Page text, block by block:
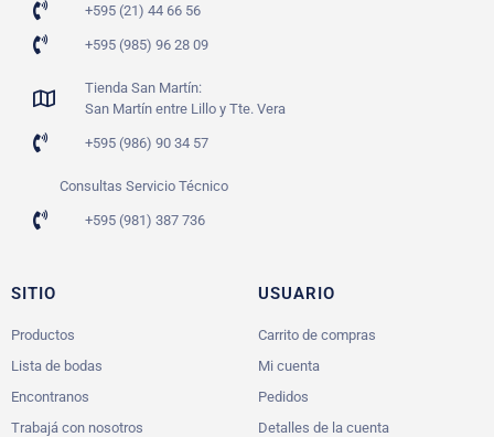
+595 (21) 44 66 56
+595 (985) 96 28 09
Tienda San Martín:
San Martín entre Lillo y Tte. Vera
+595 (986) 90 34 57
Consultas Servicio Técnico
+595 (981) 387 736
SITIO
Productos
Lista de bodas
Encontranos
Trabajá con nosotros
USUARIO
Carrito de compras
Mi cuenta
Pedidos
Detalles de la cuenta